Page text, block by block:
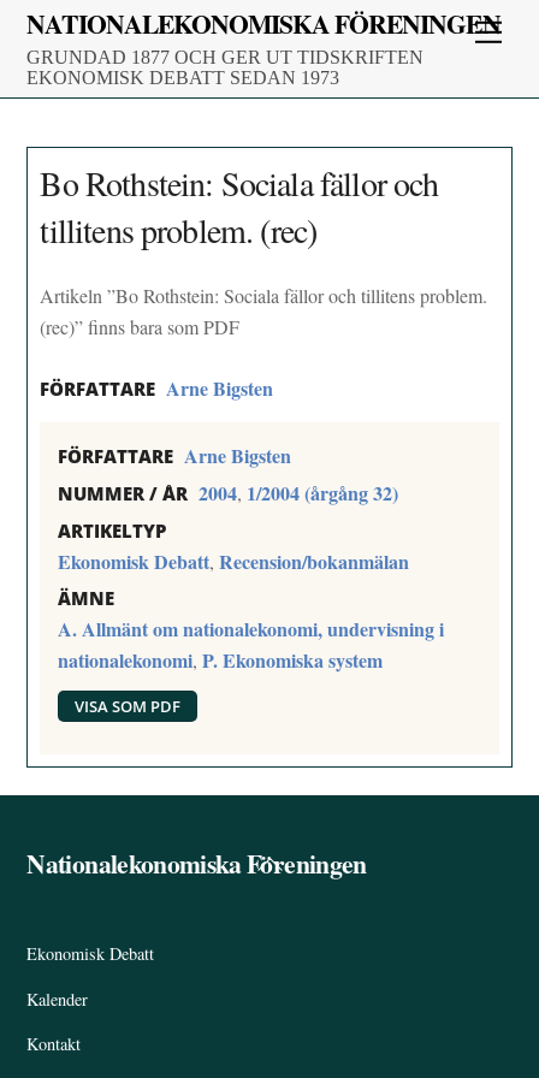
Skip
content
NATIONALEKONOMISKA FÖRENINGEN
GRUNDAD 1877 OCH GER UT TIDSKRIFTEN
EKONOMISK DEBATT SEDAN 1973
Bo Rothstein: Sociala fällor och
tillitens problem. (rec)
Artikeln ”Bo Rothstein: Sociala fällor och tillitens problem.
(rec)” finns bara som PDF
FÖRFATTARE Arne Bigsten
FÖRFATTARE Arne Bigsten
NUMMER / ÅR 2004, 1/2004 (årgång 32)
ARTIKELTYP
Ekonomisk Debatt,Recension/bokanmälan
ÄMNE
A. Allmänt om nationalekonomi, undervisning i
nationalekonomi,P. Ekonomiska system
VISA SOM PDF
Back
Nationalekonomiska Föreningen
Ekonomisk Debatt
Kalender
Kontakt